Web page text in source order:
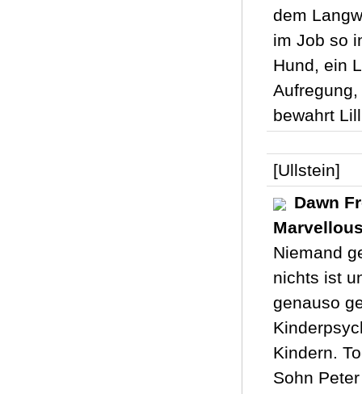
dem
im Job so
Hund, ein
bewahrt
[Ullstein]
Dawn
Niemand
nichts ist
genauso
Kindern.
Sohn